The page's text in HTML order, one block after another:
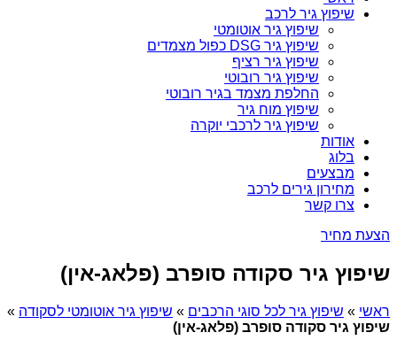
שיפוץ גיר לרכב
שיפוץ גיר אוטומטי
שיפוץ גיר DSG כפול מצמדים
שיפוץ גיר רציף
שיפוץ גיר רובוטי
החלפת מצמד בגיר רובוטי
שיפוץ מוח גיר
שיפוץ גיר לרכבי יוקרה
אודות
בלוג
מבצעים
מחירון גירים לרכב
צרו קשר
הצעת מחיר
שיפוץ גיר סקודה סופרב (פלאג-אין)
ראשי » שיפוץ גיר לכל סוגי הרכבים » שיפוץ גיר אוטומטי לסקודה »
שיפוץ גיר סקודה סופרב (פלאג-אין)